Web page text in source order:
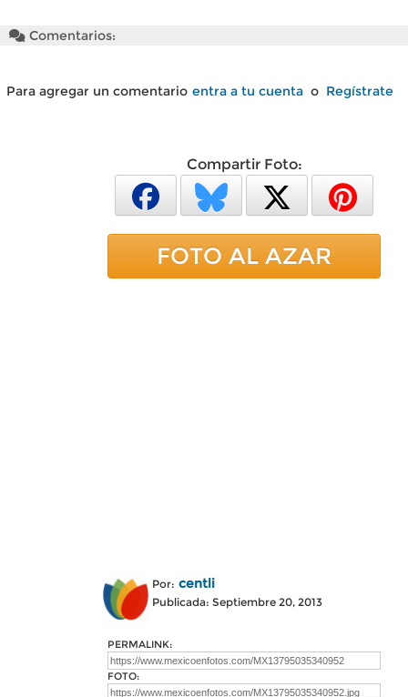
Comentarios:
Para agregar un comentario entra a tu cuenta o Regístrate
Compartir Foto:
FOTO AL AZAR
Por: centli
Publicada: Septiembre 20, 2013
PERMALINK:
FOTO: